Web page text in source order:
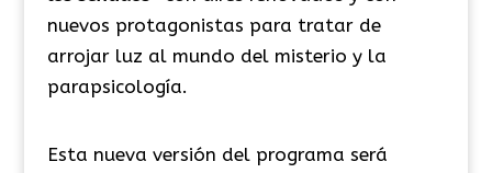
nuevos protagonistas para tratar de
arrojar luz al mundo del misterio y la
parapsicología.
Esta nueva versión del programa será